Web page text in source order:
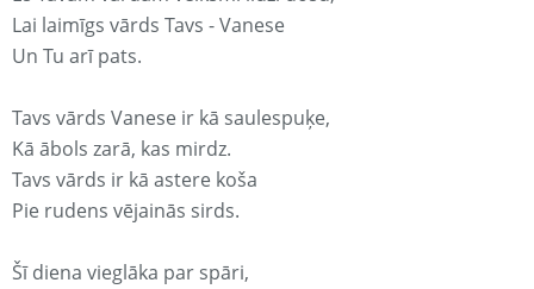
Lai laimīgs vārds Tavs - Vanese
Un Tu arī pats.
Tavs vārds Vanese ir kā saulespuķe,
Kā ābols zarā, kas mirdz.
Tavs vārds ir kā astere koša
Pie rudens vējainās sirds.
Šī diena vieglāka par spāri,